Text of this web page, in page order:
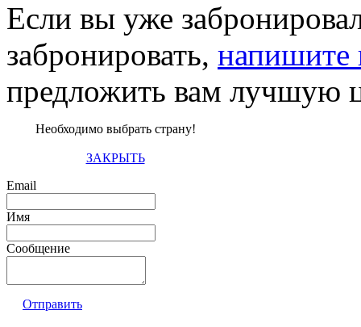
Если вы уже
забронировать, напишите
предложить вам лучшую
Необходимо выбрать страну!
ЗАКРЫТЬ
Email
Имя
Сообщение
Отправить